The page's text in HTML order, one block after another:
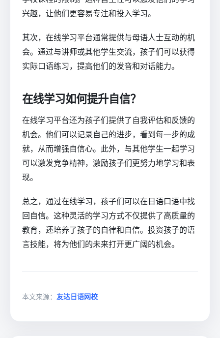
兴趣，让他们更容易专注和投入学习。
其次，在线学习平台通常提供与母语人士互动的机
会。通过与讲师或其他学生交流，孩子们可以获得
实际口语练习，提高他们的发音和对话能力。
在线学习如何提升自信？
在线学习平台还为孩子们提供了自我评估和反馈的
机会。他们可以记录自己的进步，看到每一步的成
就，从而增强自信心。此外，与其他学生一起学习
可以激发竞争精神，激励孩子们更努力地学习和表
现。
总之，通过在线学习，孩子们可以在日语口语中找
回自信。这种灵活的学习方式不仅提供了高质量的
教育，还培养了孩子的自律和自信。投资孩子的语
言技能，将为他们的未来打开更广阔的机会。
本文来源： 友达日语网校